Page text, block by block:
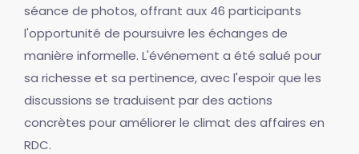
séance de photos, offrant aux 46 participants
l'opportunité de poursuivre les échanges de
manière informelle. L'événement a été salué pour
sa richesse et sa pertinence, avec l'espoir que les
discussions se traduisent par des actions
concrètes pour améliorer le climat des affaires en
RDC.